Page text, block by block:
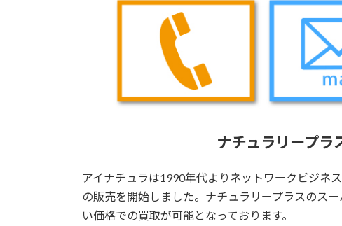
ナチュラリープラ
アイナチュラは1990年代よりネットワークビジネ
の販売を開始しました。ナチュラリープラスのス
い価格での買取が可能となっております。